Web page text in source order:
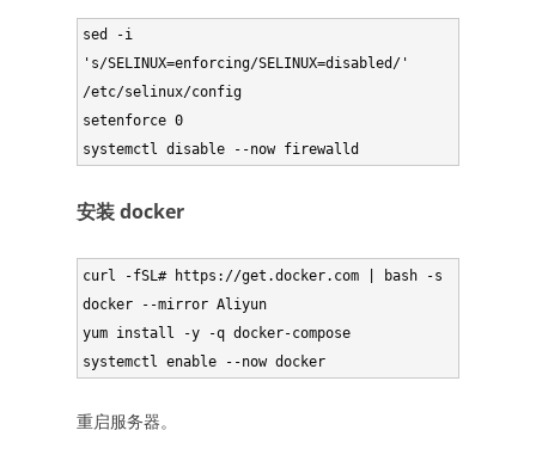
sed -i
's/SELINUX=enforcing/SELINUX=disabled/'
/etc/selinux/config
setenforce 0
systemctl disable --now firewalld
安装 docker
curl -fSL# https://get.docker.com | bash -s
docker --mirror Aliyun
yum install -y -q docker-compose
systemctl enable --now docker
重启服务器。